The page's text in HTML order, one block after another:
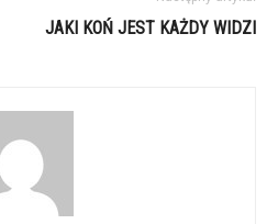
JAKI KOŃ JEST KAŻDY WIDZI